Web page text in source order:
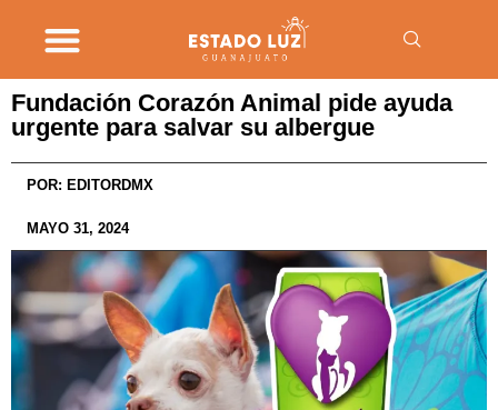
Fundación Corazón Animal pide ayuda
urgente para salvar su albergue
POR: EDITORDMX
MAYO 31, 2024